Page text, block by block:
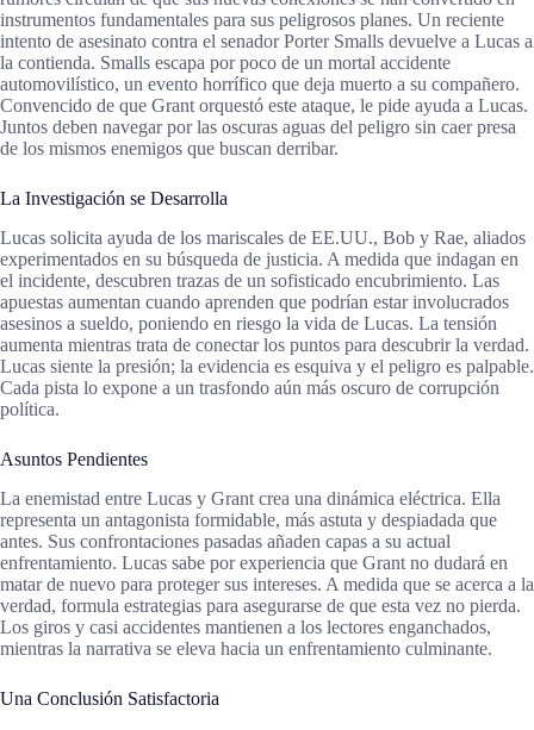
instrumentos fundamentales para sus peligrosos planes. Un reciente
intento de asesinato contra el senador Porter Smalls devuelve a Lucas a
la contienda. Smalls escapa por poco de un mortal accidente
automovilístico, un evento horrífico que deja muerto a su compañero.
Convencido de que Grant orquestó este ataque, le pide ayuda a Lucas.
Juntos deben navegar por las oscuras aguas del peligro sin caer presa
de los mismos enemigos que buscan derribar.
La Investigación se Desarrolla
Lucas solicita ayuda de los mariscales de EE.UU., Bob y Rae, aliados
experimentados en su búsqueda de justicia. A medida que indagan en
el incidente, descubren trazas de un sofisticado encubrimiento. Las
apuestas aumentan cuando aprenden que podrían estar involucrados
asesinos a sueldo, poniendo en riesgo la vida de Lucas. La tensión
aumenta mientras trata de conectar los puntos para descubrir la verdad.
Lucas siente la presión; la evidencia es esquiva y el peligro es palpable.
Cada pista lo expone a un trasfondo aún más oscuro de corrupción
política.
Asuntos Pendientes
La enemistad entre Lucas y Grant crea una dinámica eléctrica. Ella
representa un antagonista formidable, más astuta y despiadada que
antes. Sus confrontaciones pasadas añaden capas a su actual
enfrentamiento. Lucas sabe por experiencia que Grant no dudará en
matar de nuevo para proteger sus intereses. A medida que se acerca a la
verdad, formula estrategias para asegurarse de que esta vez no pierda.
Los giros y casi accidentes mantienen a los lectores enganchados,
mientras la narrativa se eleva hacia un enfrentamiento culminante.
Una Conclusión Satisfactoria